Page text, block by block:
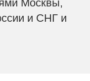
Москвы,
и СНГ и